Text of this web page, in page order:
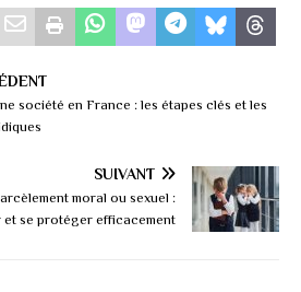
société en France : les étapes clés et les
SUIVANT
moral ou sexuel :
et se protéger efficacement